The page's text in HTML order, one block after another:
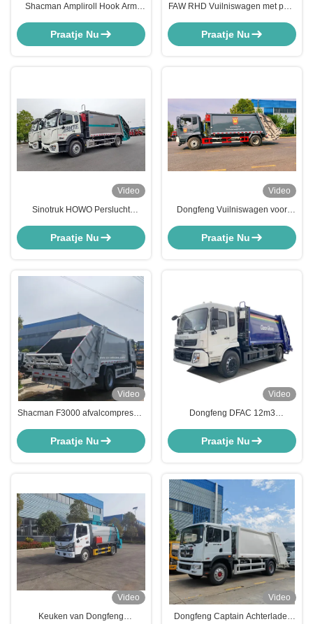
Shacman Ampliroll Hook Arm
vuilniswagen
Praatje Nu
FAW RHD Vuilniswagen met pers
voor afvalinzameling
Praatje Nu
Video
Sinotruk HOWO Perslucht
Afvalinzamelingsvoertuig 260PK
Praatje Nu
Video
Dongfeng Vuilniswagen voor
Praatje Nu
Video
Shacman F3000 afvalcompressor
vuilnisverzamelaar
Praatje Nu
Video
Dongfeng DFAC 12m3
5cbm-10cbm Compactor
Vuilniswagen
Praatje Nu
Video
Keuken van Dongfeng
Video
Dongfeng Captain Achterlader